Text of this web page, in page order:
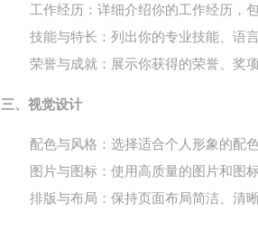
工作经历 ：详细介绍你的工作经历，
技能与特长 ：列出你的专业技能、语
荣誉与成就 ：展示你获得的荣誉、奖
三、视觉设计
配色与风格 ：选择适合个人形象的配
图片与图标 ：使用高质量的图片和图
排版与布局 ：保持页面布局简洁、清